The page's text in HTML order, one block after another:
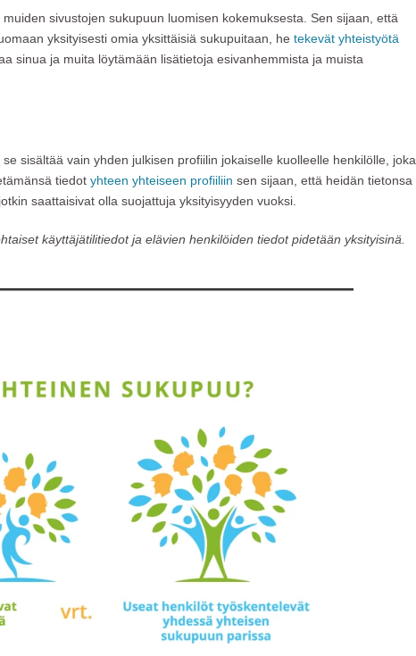
sivustojen sukupuun luomisen kokemuksesta. Sen sijaan, että
yksityisesti omia yksittäisiä sukupuitaan, he tekevät yhteistyötä
sinua ja muita löytämään lisätietoja esivanhemmista ja muista
sisältää vain yhden julkisen profiilin jokaiselle kuolleelle henkilölle, joka
tiedot yhteen yhteiseen profiiliin sen sijaan, että heidän tietonsa
saattaisivat olla suojattuja yksityisyyden vuoksi.
käyttäjätilitiedot ja elävien henkilöiden tiedot pidetään yksityisinä.